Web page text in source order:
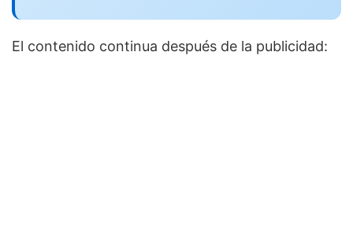
El contenido continua después de la publicidad: